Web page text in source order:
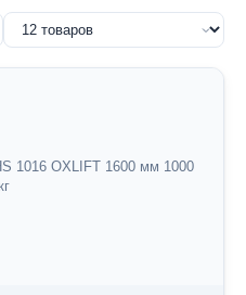
1016 OXLIFT 1600 мм 1000
кг